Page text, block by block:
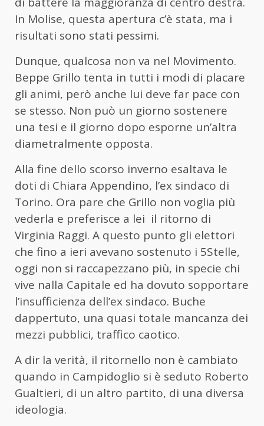
In Molise, questa apertura c’è stata, ma i
risultati sono stati pessimi.
Dunque, qualcosa non va nel Movimento.
Beppe Grillo tenta in tutti i modi di placare
gli animi, però anche lui deve far pace con
se stesso. Non può un giorno sostenere
una tesi e il giorno dopo esporne un’altra
diametralmente opposta.
Alla fine dello scorso inverno esaltava le
doti di Chiara Appendino, l’ex sindaco di
Torino. Ora pare che Grillo non voglia più
vederla e preferisce a lei il ritorno di
Virginia Raggi. A questo punto gli elettori
che fino a ieri avevano sostenuto i 5Stelle,
oggi non si raccapezzano più, in specie chi
vive nalla Capitale ed ha dovuto sopportare
l’insufficienza dell’ex sindaco. Buche
dappertuto, una quasi totale mancanza dei
mezzi pubblici, traffico caotico.
A dir la verità, il ritornello non è cambiato
quando in Campidoglio si è seduto Roberto
Gualtieri, di un altro partito, di una diversa
ideologia.